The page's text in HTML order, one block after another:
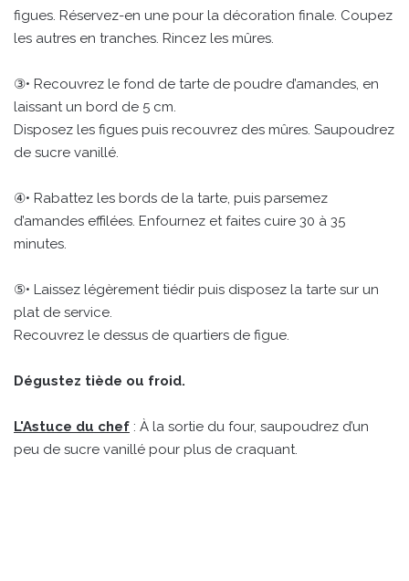
figues. Réservez-en une pour la décoration finale. Coupez
les autres en tranches. Rincez les mûres.
③• Recouvrez le fond de tarte de poudre d’amandes, en
laissant un bord de 5 cm.
Disposez les figues puis recouvrez des mûres. Saupoudrez
de sucre vanillé.
④• Rabattez les bords de la tarte, puis parsemez
d’amandes effilées. Enfournez et faites cuire 30 à 35
minutes.
⑤• Laissez légèrement tiédir puis disposez la tarte sur un
plat de service.
Recouvrez le dessus de quartiers de figue.
Dégustez tiède ou froid.
L'Astuce du chef : À la sortie du four, saupoudrez d’un
peu de sucre vanillé pour plus de craquant.